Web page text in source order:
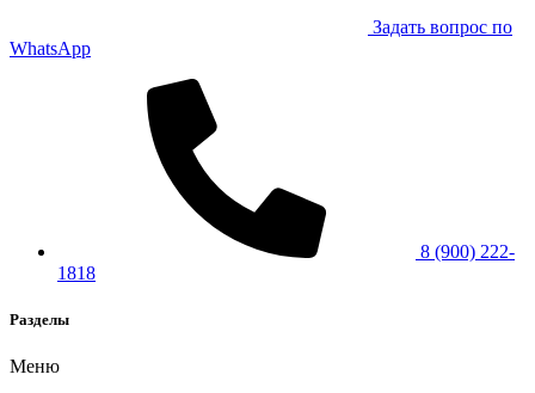
Задать вопрос по
WhatsApp
8 (900) 222-
1818
Разделы
Меню